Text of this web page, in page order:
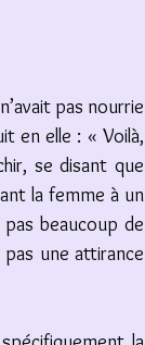
pas nourrie
en elle : « Voilà,
se disant que
la femme à un
beaucoup de
une attirance